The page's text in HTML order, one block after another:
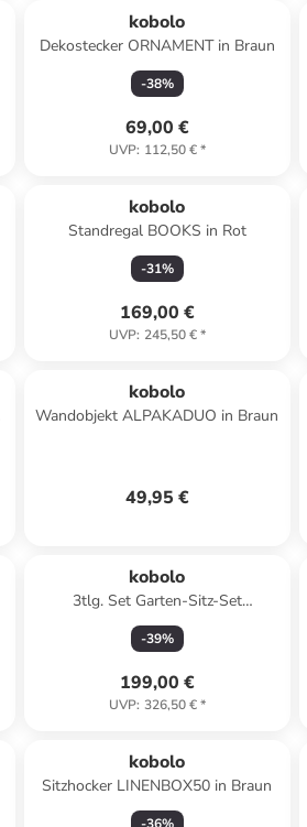
kobolo
Dekostecker ORNAMENT in Braun
-38%
69,00 €
UVP: 112,50 €*
kobolo
Standregal BOOKS in Rot
-31%
169,00 €
UVP: 245,50 €*
kobolo
Wandobjekt ALPAKADUO in Braun
49,95 €
kobolo
3tlg. Set Garten-Sitz-Set
METALLGROUP24 in Schwarz
-39%
199,00 €
UVP: 326,50 €*
kobolo
Sitzhocker LINENBOX50 in Braun